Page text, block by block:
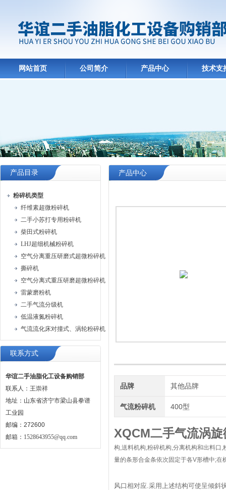
网站首页 公司简介 产品中心 技术支
产品目录
粉碎机类型
纤维素超微粉碎机
二手小苏打专用粉碎机
柴田式粉碎机
LHJ超细机械粉碎机
空气分离重压研磨式超微粉碎机
撕碎机
空气分离式重压研磨超微粉碎机
雷蒙磨粉机
二手气流分级机
低温液氮粉碎机
气流流化床对撞式、涡轮粉碎机
联系方式
华谊二手油脂化工设备购销部
联系人：王崇祥
地址：山东省济宁市梁山县拳谱
工业园
邮编：272600
邮箱： 1528643955@qq.com
产品中心
品牌 其他品牌
气流粉碎机 400型
XQCM二手气流涡
构,送料机构,粉碎机构,分离机构和出料口
量的条形合金条依次固定于各V形槽中;
风口相对应.采用上述结构可使呈倾斜